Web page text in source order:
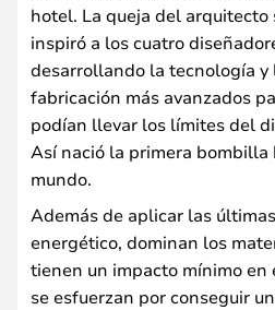
hotel. La queja del arquitecto
inspiró a los cuatro
desarrollando la tecnología y
fabricación más avanzados
podían llevar los límites del
Así nació la primera
mundo.
Además de aplicar las
energético, dominan los
tienen un impacto mínimo en
se esfuerzan por conseguir